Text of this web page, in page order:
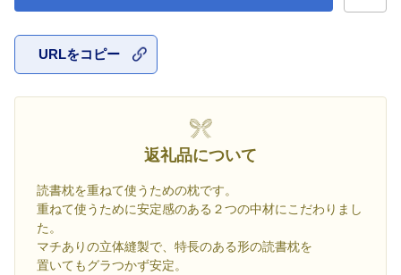
URLをコピー
返礼品について
読書枕を重ねて使うための枕です。
重ねて使うために安定感のある２つの中材にこだわりまし
た。
マチありの立体縫製で、特長のある形の読書枕を
置いてもグラつかず安定。